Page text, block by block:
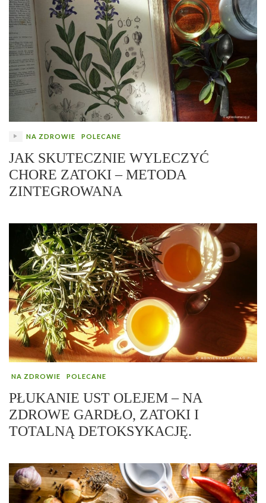
NA ZDROWIE POLECANE
JAK SKUTECZNIE WYLECZYĆ
CHORE ZATOKI – METODA
ZINTEGROWANA
NA ZDROWIE POLECANE
PŁUKANIE UST OLEJEM – NA
ZDROWE GARDŁO, ZATOKI I
TOTALNĄ DETOKSYKACJĘ.